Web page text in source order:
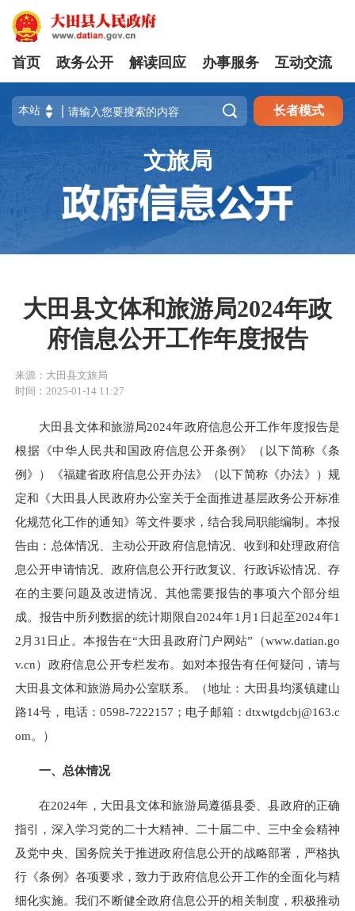
首页 政务公开 解读回应 办事服务 互动交流
 长者模式
文旅局
大田县文体和旅游局2024年政
府信息公开工作年度报告
来源：大田县文旅局
时间：2025-01-14 11:27
大田县文体和旅游局2024年政府信息公开工作年度报告是
根据《中华人民共和国政府信息公开条例》（以下简称《条
例》）《福建省政府信息公开办法》（以下简称《办法》）规
定和《大田县人民政府办公室关于全面推进基层政务公开标准
化规范化工作的通知》等文件要求，结合我局职能编制。本报
告由：总体情况、主动公开政府信息情况、收到和处理政府信
息公开申请情况、政府信息公开行政复议、行政诉讼情况、存
在的主要问题及改进情况、其他需要报告的事项六个部分组
成。报告中所列数据的统计期限自2024年1月1日起至2024年1
2月31日止。本报告在“大田县政府门户网站”（www.datian.go
v.cn）政府信息公开专栏发布。如对本报告有任何疑问，请与
大田县文体和旅游局办公室联系。（地址：大田县均溪镇建山
路14号，电话：0598-7222157；电子邮箱：dtxwtgdcbj@163.c
om。）
一、总体情况
在2024年，大田县文体和旅游局遵循县委、县政府的正确
指引，深入学习党的二十大精神、二十届二中、三中全会精神
及党中央、国务院关于推进政府信息公开的战略部署，严格执
行《条例》各项要求，致力于政府信息公开工作的全面化与精
细化实施。我们不断健全政府信息公开的相关制度，积极推动